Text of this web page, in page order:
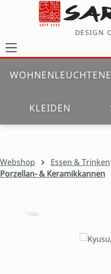
Zum Hauptinhalt springen
DESIGN
WOHNENLEUCHTEN
KLEIDEN
Webshop
Essen & Trinken
Porzellan- & Keramikkannen
Bildergalerie überspringen